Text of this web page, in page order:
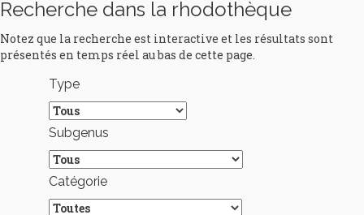
Recherche dans la rhodothèque
Notez que la recherche est interactive et les résultats sont
présentés en temps réel au bas de cette page.
Type
Subgenus
Catégorie